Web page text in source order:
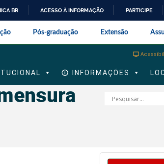
BR ACESSO À INFORMAÇÃO PARTICIPE
Federal Rural do
Pós-graduação Extensão
INFORMAÇÕES